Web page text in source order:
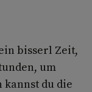
bisserl Zeit,
um
du die